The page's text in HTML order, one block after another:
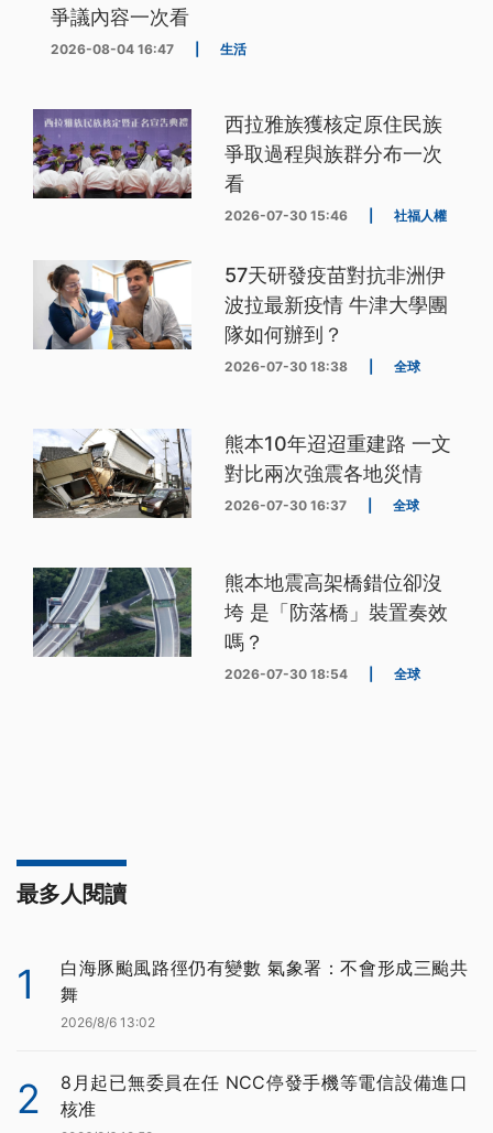
爭議內容一次看
2026-08-04 16:47 生活
西拉雅族獲核定原住民族
爭取過程與族群分布一次
看
2026-07-30 15:46 社福人權
57天研發疫苗對抗非洲伊
波拉最新疫情 牛津大學團
隊如何辦到？
2026-07-30 18:38 全球
熊本10年迢迢重建路 一文
對比兩次強震各地災情
2026-07-30 16:37 全球
熊本地震高架橋錯位卻沒
垮 是「防落橋」裝置奏效
嗎？
2026-07-30 18:54 全球
最多人閱讀
1
白海豚颱風路徑仍有變數 氣象署：不會形成三颱共
舞
2026/8/6 13:02
2
8月起已無委員在任 NCC停發手機等電信設備進口
核准